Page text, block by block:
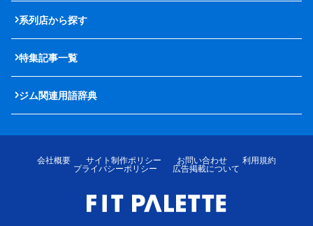
系列店から探す
特集記事一覧
ジム関連用語辞典
会社概要 サイト制作ポリシー お問い合わせ
利用規約
プライバシーポリシー
広告掲載について